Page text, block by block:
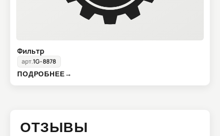
Фильтр
арт.1G-8878
ПОДРОБНЕЕ→
ОТЗЫВЫ